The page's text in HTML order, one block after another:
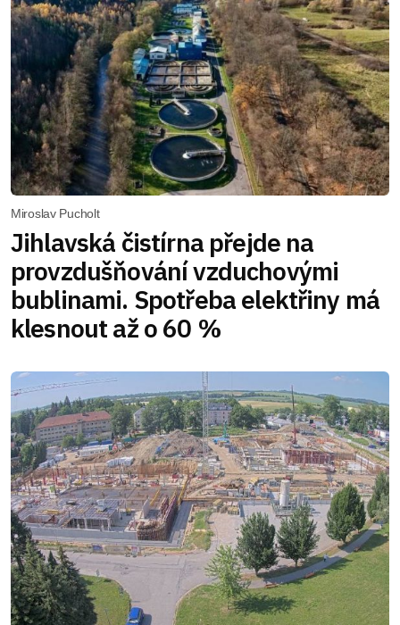
Miroslav Pucholt
Jihlavská čistírna přejde na
provzdušňování vzduchovými
bublinami. Spotřeba elektřiny má
klesnout až o 60 %